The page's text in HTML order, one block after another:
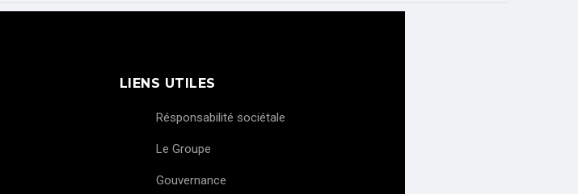
LIENS UTILES
Résponsabilité sociétale
Le Groupe
Gouvernance